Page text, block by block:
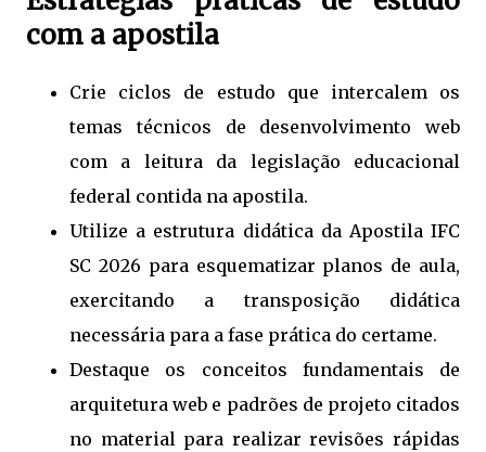
com a apostila
Crie ciclos de estudo que intercalem os
temas técnicos de desenvolvimento web
com a leitura da legislação educacional
federal contida na apostila.
Utilize a estrutura didática da Apostila IFC
SC 2026 para esquematizar planos de aula,
exercitando a transposição didática
necessária para a fase prática do certame.
Destaque os conceitos fundamentais de
arquitetura web e padrões de projeto citados
no material para realizar revisões rápidas